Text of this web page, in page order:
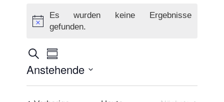
Hinweis
Es wurden keine Ergebnisse
gefunden.
Veranstaltungen
Suche
und
SucheVeranstaltung
Ansichten-
Zusammenfassung
Anstehende
Datum